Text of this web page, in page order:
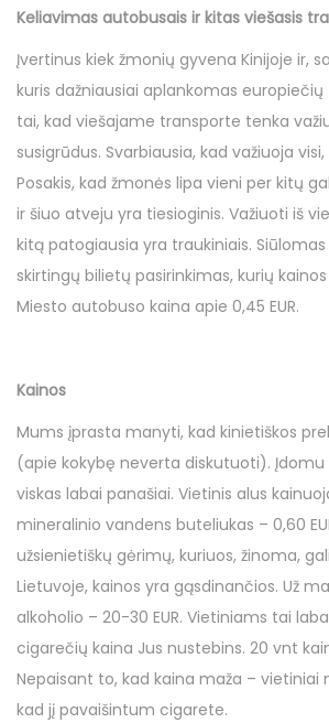
Keliavimas autobusais ir kitas viešasis
Įvertinus kiek žmonių gyvena Kinijoje ir,
kuris dažniausiai aplankomas
tai, kad viešajame transporte tenka
susigrūdus. Svarbiausia, kad važiuoja
Posakis, kad žmonės lipa vieni per kitų
ir šiuo atveju yra tiesioginis. Važiuoti iš
kitą patogiausia yra traukiniais.
skirtingų bilietų pasirinkimas, kurių
Miesto autobuso kaina apie 0,45 EUR.
Kainos
Mums įprasta manyti, kad kinietiškos
(apie kokybę neverta diskutuoti).
viskas labai panašiai. Vietinis alus
mineralinio vandens buteliukas – 0,60
užsienietiškų gėrimų, kuriuos, žinoma,
Lietuvoje, kainos yra gąsdinančios. Už
alkoholio – 20-30 EUR. Vietiniams tai
cigarečių kaina Jus nustebins. 20 vnt
Nepaisant to, kad kaina maža – vietiniai
kad jį pavaišintum cigarete.